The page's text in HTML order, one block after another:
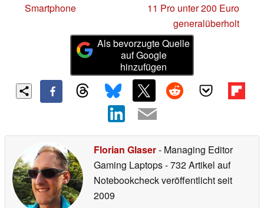
Smartphone
11 Pro unter 200 Euro
generalüberholt
Als bevorzugte Quelle
auf Google
hinzufügen
Florian Glaser- Managing Editor
Gaming Laptops- 732 Artikel auf
Notebookcheck veröffentlichtseit
2009